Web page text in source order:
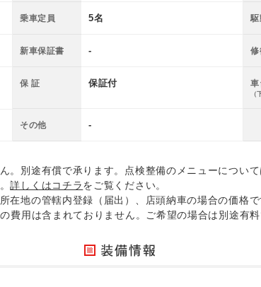
乗車定員 5名 駆
新車保証書 - 修
保 証 保証付 車
（
その他 -
。別途有償で承ります。点検整備のメニューについ
詳しくはコチラをご覧ください。
在地の管轄内登録（届出）、店頭納車の場合の価格
費用は含まれておりません。ご希望の場合は別途有料